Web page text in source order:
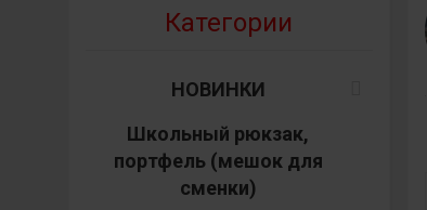
Категории
НОВИНКИ
Школьный рюкзак,
портфель (мешок для
сменки)